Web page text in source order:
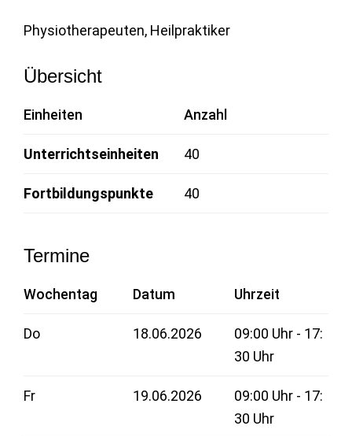
Physiotherapeuten, Heilpraktiker
Übersicht
Einheiten Anzahl
Unterrichtseinheiten 40
Fortbildungspunkte 40
Termine
Wochentag Datum Uhrzeit
Do 18.06.2026
09:00 Uhr - 17:
30 Uhr
Fr 19.06.2026
09:00 Uhr - 17:
30 Uhr